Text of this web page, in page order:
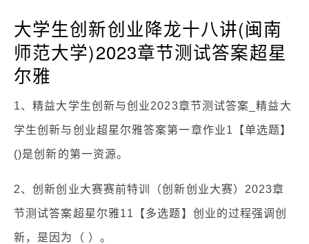
大学生创新创业降龙十八讲(闽南
师范大学)2023章节测试答案超星
尔雅
1、精益大学生创新与创业2023章节测试答案_精益大
学生创新与创业超星尔雅答案第一章作业1【单选题】
()是创新的第一资源。
2、创新创业大赛赛前特训（创新创业大赛）2023章
节测试答案超星尔雅11【多选题】创业的过程强调创
新，是因为（ ）。